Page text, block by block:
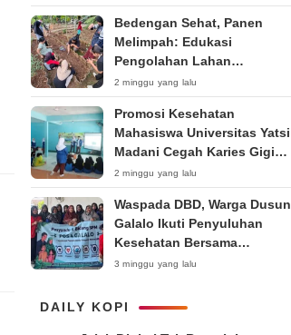
Maccorawalie
Bedengan Sehat, Panen
Melimpah: Edukasi
Pengolahan Lahan
Bedengan Organik bagi KWT
dan Ibu PKK RT 04 RW 01
Kelurahan Pakintelan
2 minggu yang lalu
Promosi Kesehatan
Mahasiswa Universitas Yatsi
Madani Cegah Karies Gigi
Anak
2 minggu yang lalu
Waspada DBD, Warga Dusun
Galalo Ikuti Penyuluhan
Kesehatan Bersama
Mahasiswa Pemberdayaan
Surabaya 2026
3 minggu yang lalu
DAILY KOPI